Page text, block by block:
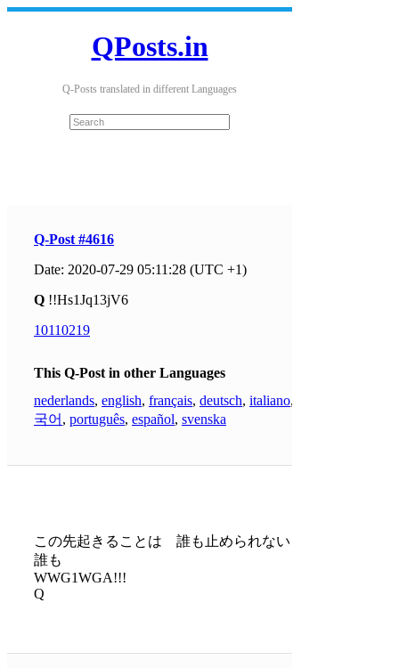
QPosts.in
Q-Posts translated in different Languages
Q-Post #4616
Date: 2020-07-29 05:11:28 (UTC +1)
Q !!Hs1Jq13jV6
10110219
This Q-Post in other Languages
nederlands, english, français, deutsch, italiano,
국어 , português, español, svenska
この先起きることは 誰も止められない
誰も
WWG1WGA!!!
Q